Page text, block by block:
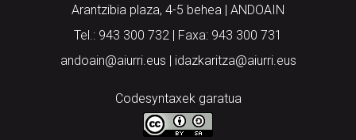
Arantzibia plaza, 4-5 behea | ANDOAIN
Tel.: 943 300 732 | Faxa: 943 300 731
andoain@aiurri.eus | idazkaritza@aiurri.eus
Codesyntaxek garatua